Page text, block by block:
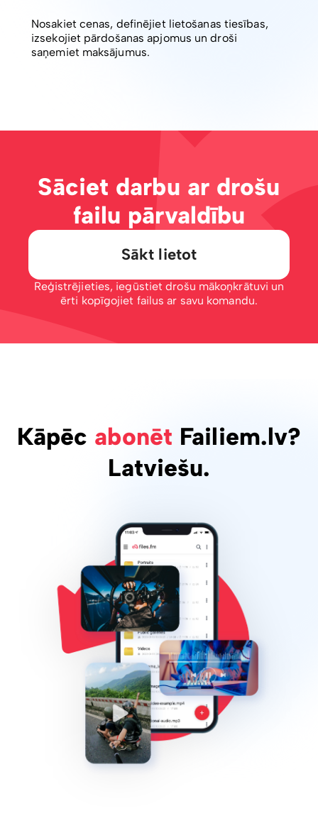
Nosakiet cenas, definējiet lietošanas tiesības,
izsekojiet pārdošanas apjomus un droši
saņemiet maksājumus.
Sāciet darbu ar drošu
failu pārvaldību
Sākt lietot
Reģistrējieties, iegūstiet drošu mākoņkrātuvi un
ērti kopīgojiet failus ar savu komandu.
Kāpēc abonēt Failiem.lv?
Latviešu.